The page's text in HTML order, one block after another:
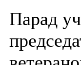
Парад